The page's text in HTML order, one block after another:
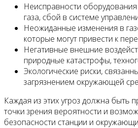
Неисправности
газа, сбой в системе
Неожиданные изменения в
которые могут привести к
Негативные внешние
природные катастрофы,
Экологические риски,
загрязнением окружающей
Каждая из этих угроз должна быть
точки зрения вероятности и
безопасности станции и